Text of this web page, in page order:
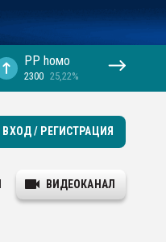
PP hомо
2300 25,22%
ВХОД / РЕГИСТРАЦИЯ
ВИДЕОКАНАЛ